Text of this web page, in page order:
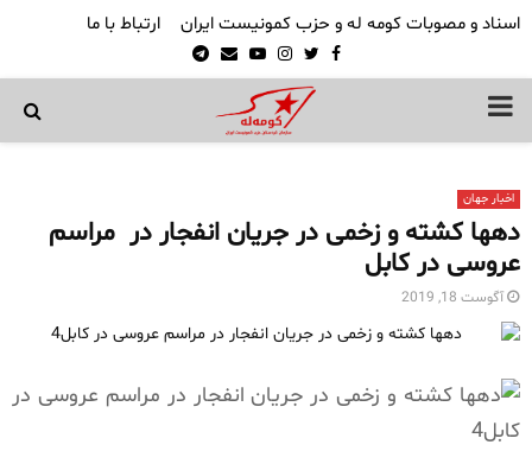
اسناد و مصوبات کومه له و حزب کمونیست ایران ارتباط با ما
Facebook
Twitter
Instagram
Youtube
Email
Telegram
PRIMARY
اخبار جهان
دهها کشته و زخمی در جریان انفجار در مراسم
عروسی در کابل
آگوست 18, 2019